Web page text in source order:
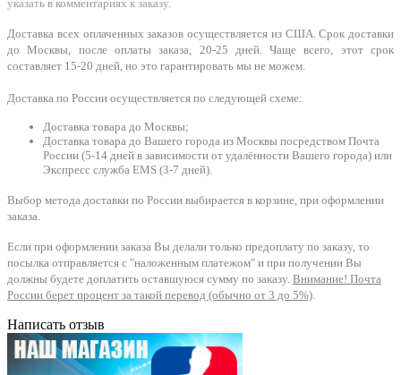
указать в комментариях к заказу.
Доставка всех оплаченных заказов осуществляется из США. Срок доставки
до Москвы, после оплаты заказа, 20-25 дней. Чаще всего, этот срок
составляет 15-20 дней, но это гарантировать мы не можем.
Доставка по России осуществляется по следующей схеме:
Доставка товара до Москвы;
Доставка товара до Вашего города из Москвы посредством Почта
России (5-14 дней в зависимости от удалённости Вашего города) или
Экспресс служба EMS (3-7 дней).
Выбор метода доставки по России выбирается в корзине, при оформлении
заказа.
Если при оформлении заказа Вы делали только предоплату по заказу, то
посылка отправляется с "наложенным платежом" и при получении Вы
должны будете доплатить оставшуюся сумму по заказу. Внимание! Почта
России берет процент за такой перевод (обычно от 3 до 5%).
Написать отзыв